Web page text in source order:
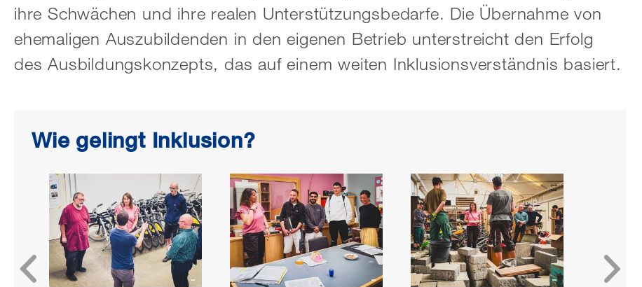
ihre Schwächen und ihre realen Unterstützungsbedarfe. Die Übernahme von
ehemaligen Auszubildenden in den eigenen Betrieb unterstreicht den Erfolg
des Ausbildungskonzepts, das auf einem weiten Inklusionsverständnis basiert.
Wie gelingt Inklusion?
«